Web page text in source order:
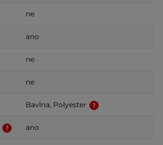
ne
ano
ne
ne
Bavlna, Polyester
ano